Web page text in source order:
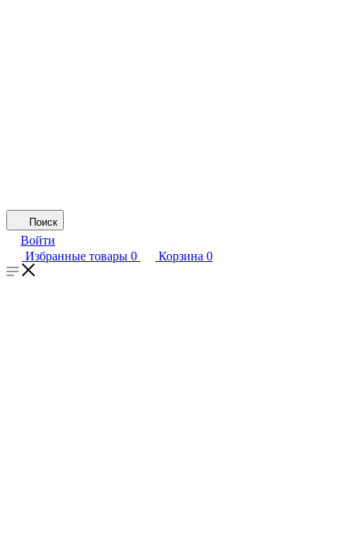
Поиск
Войти
Избранные товары 0 Корзина 0